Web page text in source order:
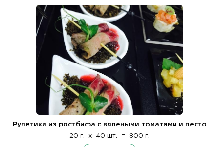
Рулетики из ростбифа с вялеными томатами и песто
20 г. x 40 шт. = 800 г.